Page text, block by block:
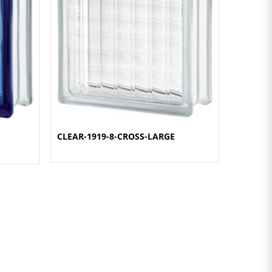
CLEAR-1919-8-CROSS-LARGE